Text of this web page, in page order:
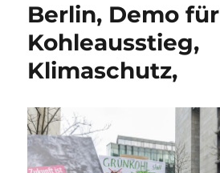
Berlin, Demo für
Kohleausstieg,
Klimaschutz,